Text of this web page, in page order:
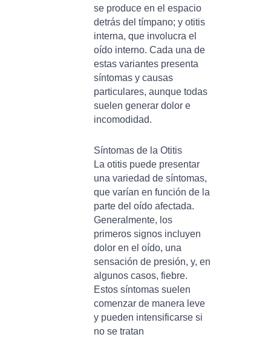
se produce en el espacio
detrás del tímpano; y otitis
interna, que involucra el
oído interno. Cada una de
estas variantes presenta
síntomas y causas
particulares, aunque todas
suelen generar dolor e
incomodidad.
Síntomas de la Otitis
La otitis puede presentar
una variedad de síntomas,
que varían en función de la
parte del oído afectada.
Generalmente, los
primeros signos incluyen
dolor en el oído, una
sensación de presión, y, en
algunos casos, fiebre.
Estos síntomas suelen
comenzar de manera leve
y pueden intensificarse si
no se tratan